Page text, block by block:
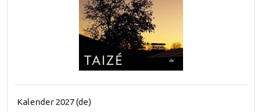
Kalender 2027 (de)